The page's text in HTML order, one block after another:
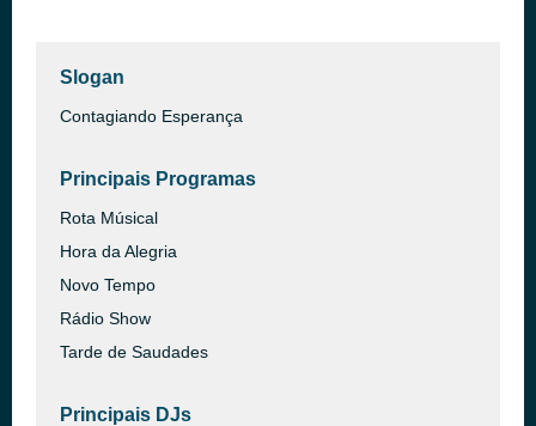
Slogan
Contagiando Esperança
Principais Programas
Rota Músical
Hora da Alegria
Novo Tempo
Rádio Show
Tarde de Saudades
Principais DJs